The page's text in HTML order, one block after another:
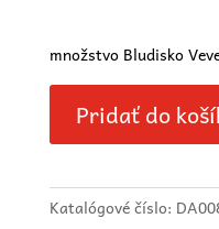
množstvo Bludisko
Pridať do
Katalógové číslo: